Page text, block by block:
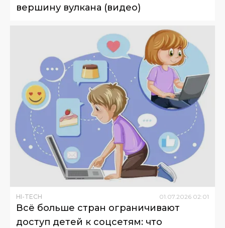
вершину вулкана (видео)
HI-TECH 01 07 2026 02:01
Всё больше стран ограничивают
доступ детей к соцсетям: что